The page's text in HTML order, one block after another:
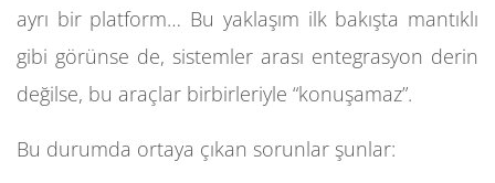
ayrı bir platform… Bu yaklaşım ilk bakışta mantıklı
gibi görünse de, sistemler arası entegrasyon derin
değilse, bu araçlar birbirleriyle “konuşamaz”.
Bu durumda ortaya çıkan sorunlar şunlar: